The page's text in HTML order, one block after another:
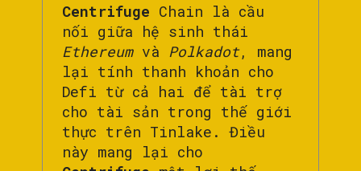
Centrifuge Chain là cầu
nối giữa hệ sinh thái
Ethereumvà Polkadot, mang
lại tính thanh khoản cho
Defi từ cả hai để tài trợ
cho tài sản trong thế giới
thực trên Tinlake. Điều
này mang lại cho